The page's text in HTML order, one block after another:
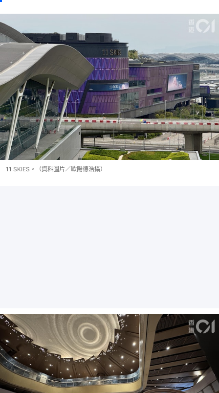
11 SKIES。（資料圖片／歐陽德浩攝）